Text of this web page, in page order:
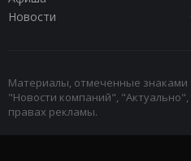
Новости
Материалы, отмеченные знаками
"Новости компаний",
правах рекламы.